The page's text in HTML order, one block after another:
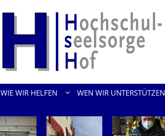
WIE WIR HELFEN WEN WIR UNTERSTÜTZEN